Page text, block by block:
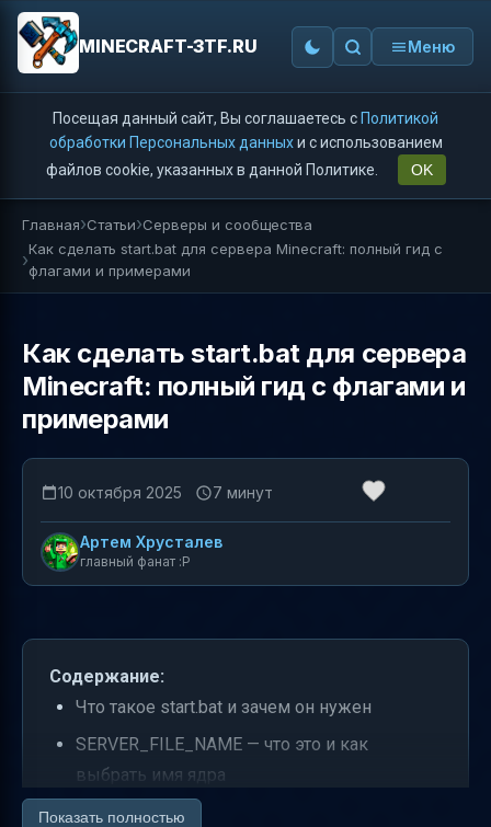
MINECRAFT-3TF.RU Меню
Посещая данный сайт, Вы соглашаетесь с Политикой
обработки Персональных данныхи с использованием
файлов cookie, указанных в данной Политике.
OK
Главная Статьи Серверы и сообщества
Как сделать start.bat для сервера Minecraft: полный гид с
флагами и примерами
Как сделать start.bat для сервера
Minecraft: полный гид с флагами и
примерами
10 октября 2025 7 минут
Артем Хрусталев
главный фанат :P
Содержание:
Что такое start.bat и зачем он нужен
SERVER_FILE_NAME — что это и как
выбрать имя ядра
Различия между Windows (батник) и Linux
Показать полностью